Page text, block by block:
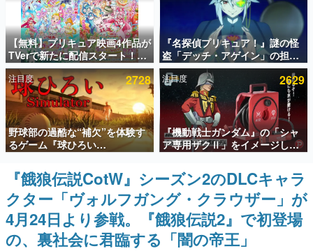
電ファミのいま読まれている記事ランキング
アプリセール情報
インタビュー
連載・特集一覧
殿堂入り記事
SNS拡散数が数千以上！ ページビュー数万以上！ などな
ど。多くの人々に読まれた、電ファミ渾身の“殿堂入り”記
事をまとめました。
ゲームの企画書
名作ゲームクリエイターの方々に製作時のエピソードをお
聞きし、ヒットする企画（ゲーム）とは何か？を探ってい
きます。
赫本
この物語を解いてはいけない。『赫本』は、〈試験問題〉
【無料】プリキュア映画4作品が
TVerで新たに配信スタート！な
んと2018年～2024年の映画ほぼ
すべてが見放題に、ぶっちゃけ
ありえないラインナップ
『名探偵プリキュア！』謎の怪
盗「デッチ・アゲイン」の担当
キャストは天﨑滉平さんと判
明。『Re:ゼロから始める異世
界生活』オットー役、『ヒプノ
シスマイク』山田三郎役など
注目度 2728
野球部の過酷な“補欠”を体験す
るゲーム『球ひろい
Simulator』が「1件」のウィッ
シュリストをもとにチェコ語に
対応しSNSで話題に。『キング
ダム・カム』開発元やチェコの
プロ野球選手から称賛の声
注目度 2629
『機動戦士ガンダム』の「シャ
ア専用ザクⅡ」をイメージした
散水ホースリールが予約開始。
本体にはシャアのパーソナルマ
ークやジオン公国軍のエンブレ
ム、型式番号などを配置
『餓狼伝説CotW』シーズン2のDLCキャラ
クター「ヴォルフガング・クラウザー」が
4月24日より参戦。『餓狼伝説2』で初登場
の、裏社会に君臨する「闇の帝王」